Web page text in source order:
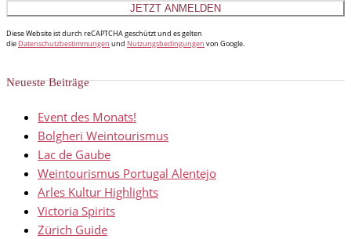
Diese Website ist durch reCAPTCHA geschützt und es gelten
die Datenschutzbestimmungen und Nutzungsbedingungen von Google.
Neueste Beiträge
Event des Monats!
Bolgheri Weintourismus
Lac de Gaube
Weintourismus Portugal Alentejo
Arles Kultur Highlights
Victoria Spirits
Zürich Guide